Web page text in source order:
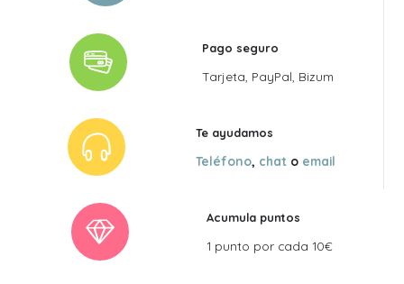
Pago seguro
Tarjeta, PayPal, Bizum
Te ayudamos
Teléfono, chat o email
Acumula puntos
1 punto por cada 10€